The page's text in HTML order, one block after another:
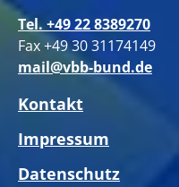
Tel. +49 22 8389270
Fax +49 30 31174149
mail@vbb-bund.de
Kontakt
Impressum
Datenschutz